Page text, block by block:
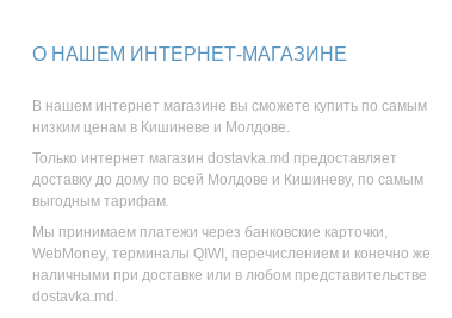
О НАШЕМ ИНТЕРНЕТ-МАГАЗИНЕ
В нашем интернет магазине вы сможете купить по самым
низким ценам в Кишиневе и Молдове.
Только интернет магазин dostavka.md предоставляет
доставку до дому по всей Молдове и Кишиневу, по самым
выгодным тарифам.
Мы принимаем платежи через банковские карточки,
WebMoney, терминалы QIWI, перечислением и конечно же
наличными при доставке или в любом представительстве
dostavka.md.